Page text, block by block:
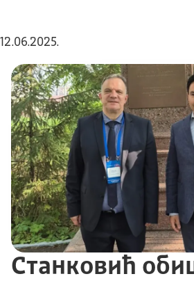
12.06.2025.
Станковић